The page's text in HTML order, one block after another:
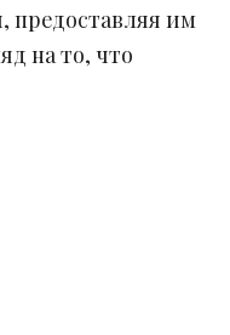
предоставляя им
на то, что